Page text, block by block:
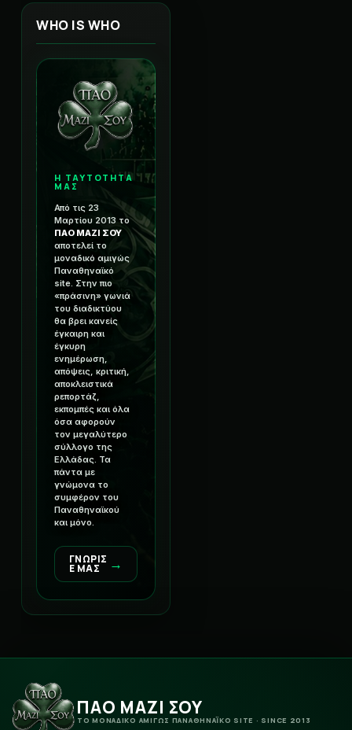
WHO IS WHO
Η ΤΑΥΤΟΤΗΤΑ
ΜΑΣ
Από τις 23
Μαρτίου 2013 το
ΠΑΟ ΜΑΖΙ ΣΟΥ
αποτελεί το
μοναδικό αμιγώς
Παναθηναϊκό
site. Στην πιο
«πράσινη» γωνιά
του διαδικτύου
θα βρει κανείς
έγκαιρη και
έγκυρη
ενημέρωση,
απόψεις, κριτική,
αποκλειστικά
ρεπορτάζ,
εκπομπές και όλα
όσα αφορούν
τον μεγαλύτερο
σύλλογο της
Ελλάδας. Τα
πάντα με
γνώμονα το
συμφέρον του
Παναθηναϊκού
και μόνο.
ΓΝΩΡΙΣ
Ε ΜΑΣ →
ΠΑΟ ΜΑΖΙ ΣΟΥ
ΤΟ ΜΟΝΑΔΙΚΟ ΑΜΙΓΩΣ ΠΑΝΑΘΗΝΑΪΚΟ SITE · SINCE 2013